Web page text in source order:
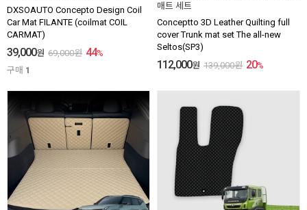
DXSOAUTO Concepto Design Coil
Car Mat FILANTE (coilmat COIL
CARMAT)
39,000원 69,000원 44%
구매 1
매트 세트
Conceptto 3D Leather Quilting full
cover Trunk mat set The all-new
Seltos(SP3)
112,000원 139,000원 20%